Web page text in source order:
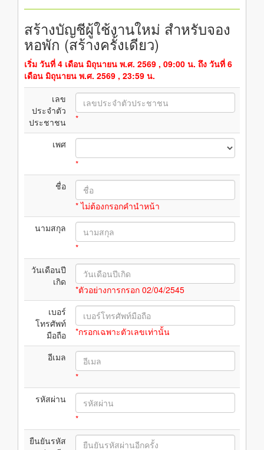
สร้างบัญชีผู้ใช้งานใหม่ สำหรับจอง
หอพัก (สร้างครั้งเดียว)
เริ่ม วันที่ 4 เดือน มิถุนายน พ.ศ. 2569 , 09:00 น. ถึง วันที่ 6
เดือน มิถุนายน พ.ศ. 2569 , 23:59 น.
เลข
ประจำตัว
ประชาชน
*
เพศ
*
ชื่อ
* ไม่ต้องกรอกคำนำหน้า
นามสกุล
*
วันเดือนปี
เกิด
*ตัวอย่างการกรอก 02/04/2545
เบอร์
โทรศัพท์
มือถือ
*กรอกเฉพาะตัวเลขเท่านั้น
อีเมล
*
รหัสผ่าน
*
ยืนยันรหัส